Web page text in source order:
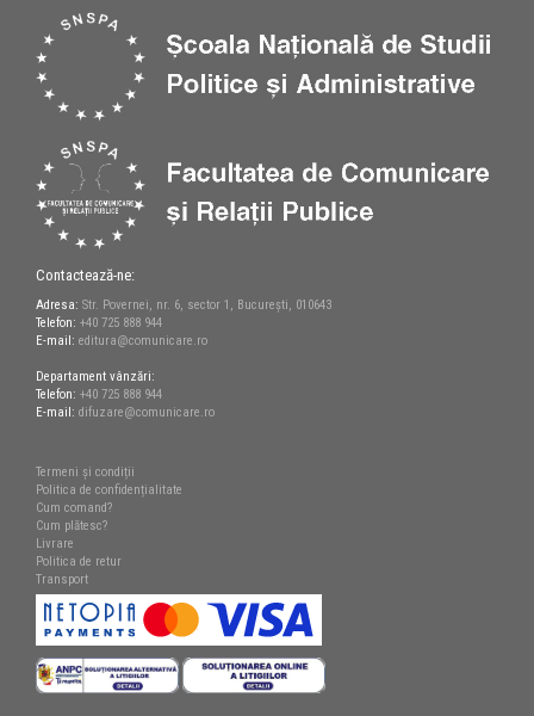
Contactează-ne:
Adresa: Str. Povernei, nr. 6, sector 1, București, 010643
Telefon: +40 725 888 944
E-mail: editura@comunicare.ro
Departament vânzări:
Telefon: +40 725 888 944
E-mail: difuzare@comunicare.ro
Termeni și condiții
Politica de confidențialitate
Cum comand?
Cum plătesc?
Livrare
Politica de retur
Transport